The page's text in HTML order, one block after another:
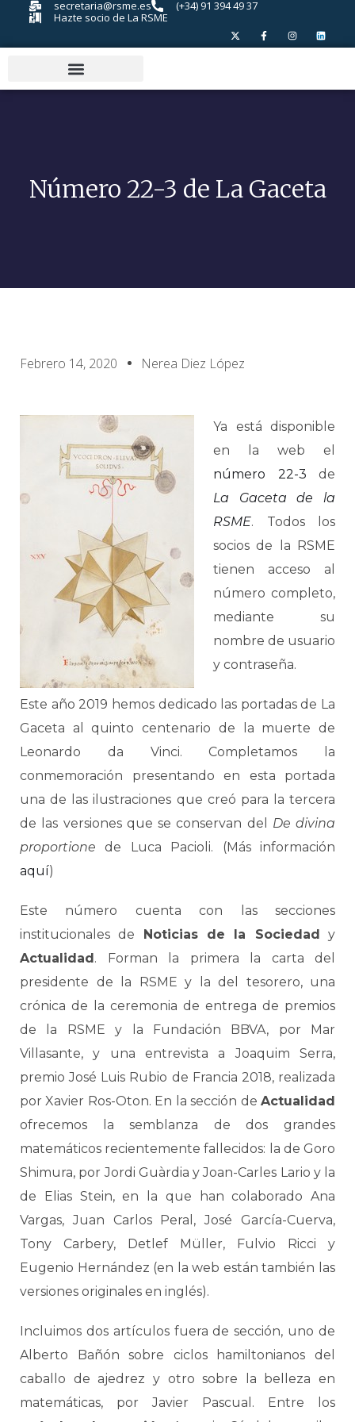
secretaria@rsme.es
(+34) 91 394 49 37
Hazte socio de La RSME
Número 22-3 de La Gaceta
Febrero 14, 2020 Nerea Diez López
Ya está disponible
en la web el
número 22-3 de
La Gaceta de la
RSME. Todos los
socios de la RSME
tienen acceso al
número completo,
mediante su
nombre de usuario
y contraseña.
Este año 2019 hemos dedicado las portadas de La
Gaceta al quinto centenario de la muerte de
Leonardo da Vinci. Completamos la
conmemoración presentando en esta portada
una de las ilustraciones que creó para la tercera
de las versiones que se conservan del De divina
proportione de Luca Pacioli. (Más información
aquí)
Este número cuenta con las secciones
institucionales de Noticias de la Sociedad y
Actualidad. Forman la primera la carta del
presidente de la RSME y la del tesorero, una
crónica de la ceremonia de entrega de premios
de la RSME y la Fundación BBVA, por Mar
Villasante, y una entrevista a Joaquim Serra,
premio José Luis Rubio de Francia 2018, realizada
por Xavier Ros-Oton. En la sección de Actualidad
ofrecemos la semblanza de dos grandes
matemáticos recientemente fallecidos: la de Goro
Shimura, por Jordi Guàrdia y Joan-Carles Lario y la
de Elias Stein, en la que han colaborado Ana
Vargas, Juan Carlos Peral, José García-Cuerva,
Tony Carbery, Detlef Müller, Fulvio Ricci y
Eugenio Hernández (en la web están también las
versiones originales en inglés).
Incluimos dos artículos fuera de sección, uno de
Alberto Bañón sobre ciclos hamiltonianos del
caballo de ajedrez y otro sobre la belleza en
matemáticas, por Javier Pascual. Entre los